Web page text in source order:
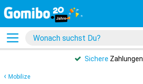
Sichere Zahlungen
Mobilize